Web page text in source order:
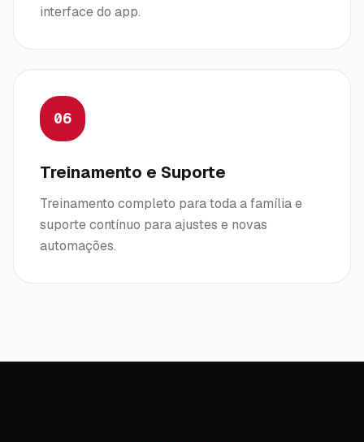
interface do app.
06
Treinamento e Suporte
Treinamento completo para toda a família e
suporte contínuo para ajustes e novas
automações.